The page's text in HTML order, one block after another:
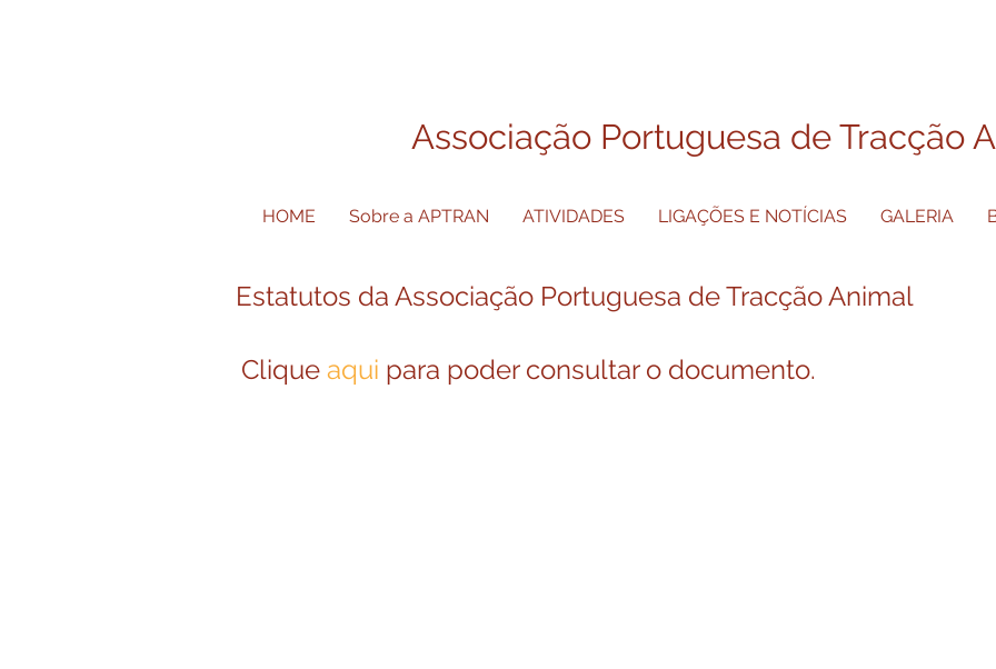
Associação Portuguesa de Tracção
HOME Sobre a APTRAN ATIVIDADES LIGAÇÕES E NOTÍCIAS GALERIA
Estatutos da Associação Portuguesa de Tracção Animal
Clique aqui para poder consultar o documento.